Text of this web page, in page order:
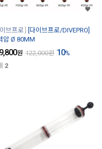
브프로
[다이브프로/DIVEPRO]
암 Ø 80MM
원 122,000원 10%
2